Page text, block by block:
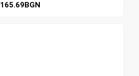
165.69BGN